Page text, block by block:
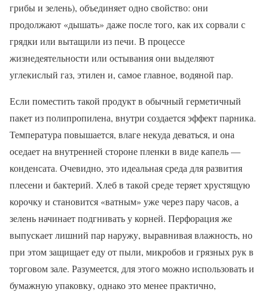
грибы и зелень), объединяет одно свойство: они
продолжают «дышать» даже после того, как их сорвали с
грядки или вытащили из печи. В процессе
жизнедеятельности или остывания они выделяют
углекислый газ, этилен и, самое главное, водяной пар.
Если поместить такой продукт в обычный герметичный
пакет из полипропилена, внутри создается эффект парника.
Температура повышается, влаге некуда деваться, и она
оседает на внутренней стороне пленки в виде капель —
конденсата. Очевидно, это идеальная среда для развития
плесени и бактерий. Хлеб в такой среде теряет хрустящую
корочку и становится «ватным» уже через пару часов, а
зелень начинает подгнивать у корней. Перфорация же
выпускает лишний пар наружу, выравнивая влажность, но
при этом защищает еду от пыли, микробов и грязных рук в
торговом зале. Разумеется, для этого можно использовать и
бумажную упаковку, однако это менее практично,